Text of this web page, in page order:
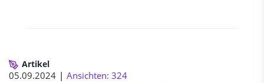
Artikel
05.09.2024 Ansichten: 324